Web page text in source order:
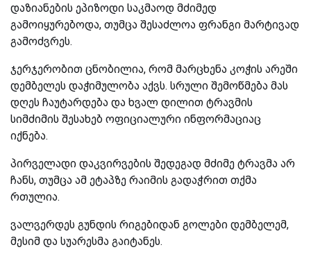
დაზიანების ეპიზოდი საკმაოდ მძიმედ
გამოიყურებოდა, თუმცა შესაძლოა ფრანგი მარტივად
გამოძვრეს.
ჯერჯერობით ცნობილია, რომ მარცხენა კოჭის არეში
დემბელეს დაჭიმულობა აქვს. სრული შემოწმება მას
დღეს ჩაუტარდება და ხვალ დილით ტრავმის
სიმძიმის შესახებ ოფიციალური ინფორმაციაც
იქნება.
პირველადი დაკვირვების შედეგად მძიმე ტრავმა არ
ჩანს, თუმცა ამ ეტაპზე რაიმის გადაჭრით თქმა
რთულია.
ვალვერდეს გუნდის რიგებიდან გოლები დემბელემ,
მესიმ და სუარესმა გაიტანეს.